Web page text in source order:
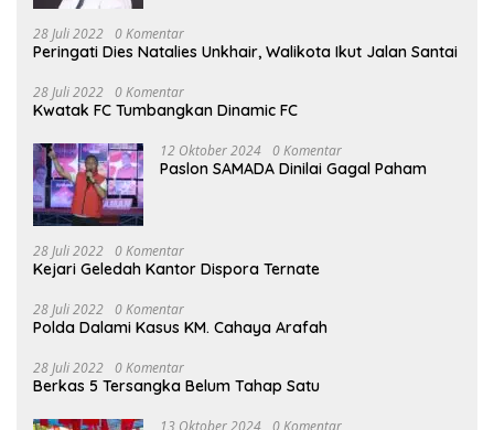
28 Juli 2022 0 Komentar
Peringati Dies Natalies Unkhair, Walikota Ikut Jalan Santai
28 Juli 2022 0 Komentar
Kwatak FC Tumbangkan Dinamic FC
12 Oktober 2024 0 Komentar
Paslon SAMADA Dinilai Gagal Paham
28 Juli 2022 0 Komentar
Kejari Geledah Kantor Dispora Ternate
28 Juli 2022 0 Komentar
Polda Dalami Kasus KM. Cahaya Arafah
28 Juli 2022 0 Komentar
Berkas 5 Tersangka Belum Tahap Satu
13 Oktober 2024 0 Komentar